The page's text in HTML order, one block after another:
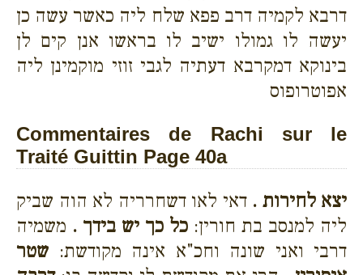
דרבא לקמיה דרב פפא שלח ליה כאשר עשה כן
יעשה לו גמולו ישיב לו בראשו אנן קים לן
בינוקא דמקרבא דעתיה לגבי זוזי מוקמינן ליה
אפוטרופוס
Commentaires de Rachi sur le
Traité Guittin Page 40a
יצא לחירות . דאי לאו דשחרריה לא הוה שביק
ליה למנסב בת חורין: כל כך יש בידך . משמיה
דרבי ואני שונה וחכ"א אינה מקודשת: שטר